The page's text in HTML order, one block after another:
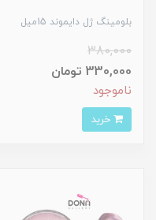
بلومينگ ژل دايموند 15ميل
380,000
330,000 تومان
ناموجود